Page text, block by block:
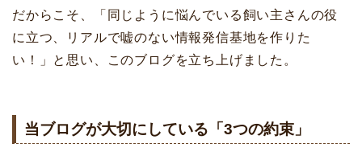
だからこそ、「同じように悩んでいる飼い主さんの役
に立つ、リアルで嘘のない情報発信基地を作りた
い！」と思い、このブログを立ち上げました。
当ブログが大切にしている「3つの約束」